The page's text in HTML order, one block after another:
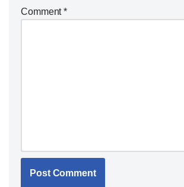
Comment*